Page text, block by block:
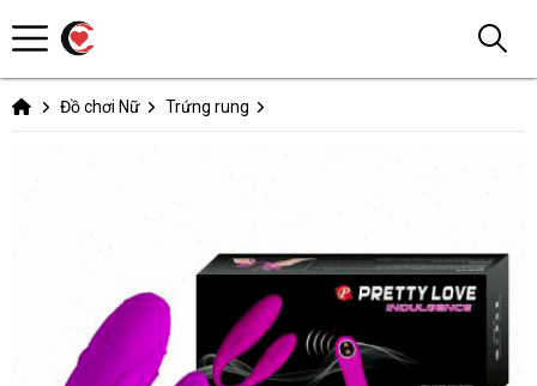
Đồ chơi Nữ Trứng rung